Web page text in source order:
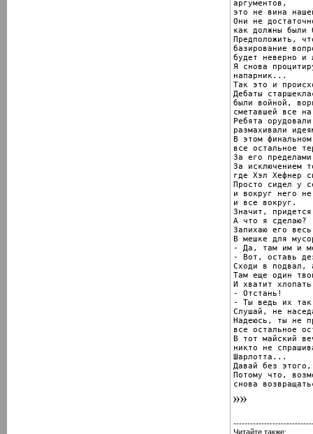
аргументов,
это не вина
Они не
как должны были
Предположить,
базирование
будет неверно и
Я снова
напарник...
Так это и
Дебаты
были войной,
сметавшей все
Ребята
размахивали
В этом
все остальное
За его
За исключением
где Хэл Хефнер
Просто сидел у
и вокруг него
и все вокруг.
Значит,
А что я сделаю?
Запихаю его
В мешке для
- Да, там им и
- Вот, оставь
Сходи в подвал,
Там еще один
И хватит
- Отстань!
- Ты ведь их так
Слушай, не
Надеюсь, ты не
все остальное
В тот майский
никто не
Шарлотта...
Давай без
Потому что,
снова
Читайте также: